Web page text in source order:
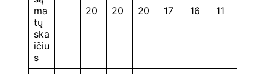
ma
tų
ska
ičiu
s
20 20 20 17 16 11